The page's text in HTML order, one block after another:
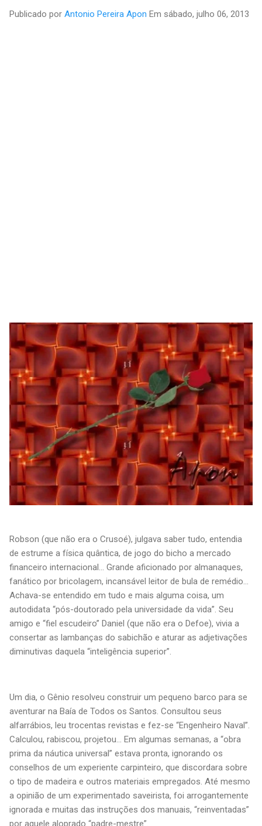
Publicado por Antonio Pereira Apon Em sábado, julho 06, 2013
Robson (que não era o Crusoé), julgava saber tudo, entendia
de estrume a física quântica, de jogo do bicho a mercado
financeiro internacional... Grande aficionado por almanaques,
fanático por bricolagem, incansável leitor de bula de remédio...
Achava-se entendido em tudo e mais alguma coisa, um
autodidata “pós-doutorado pela universidade da vida”. Seu
amigo e “fiel escudeiro” Daniel (que não era o Defoe), vivia a
consertar as lambanças do sabichão e aturar as adjetivações
diminutivas daquela “inteligência superior”.
Um dia, o Gênio resolveu construir um pequeno barco para se
aventurar na Baía de Todos os Santos. Consultou seus
alfarrábios, leu trocentas revistas e fez-se “Engenheiro Naval”.
Calculou, rabiscou, projetou... Em algumas semanas, a “obra
prima da náutica universal” estava pronta, ignorando os
conselhos de um experiente carpinteiro, que discordara sobre
o tipo de madeira e outros materiais empregados. Até mesmo
a opinião de um experimentado saveirista, foi arrogantemente
ignorada e muitas das instruções dos manuais, “reinventadas”
por aquele aloprado “padre-mestre”.